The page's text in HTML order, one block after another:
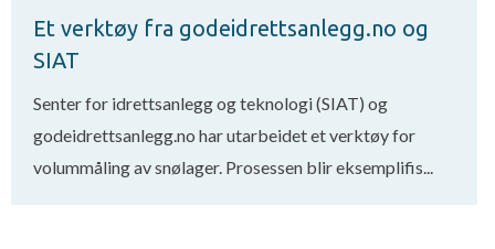
Et verktøy fra godeidrettsanlegg.no og
SIAT
Senter for idrettsanlegg og teknologi (SIAT) og
godeidrettsanlegg.no har utarbeidet et verktøy for
volummåling av snølager. Prosessen blir eksemplifis...